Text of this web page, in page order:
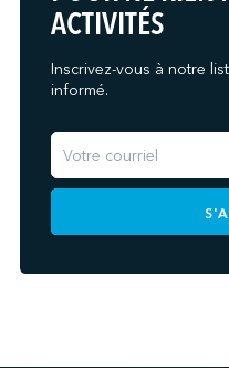
ACTIVITÉS
Inscrivez-vous à notre
informé.